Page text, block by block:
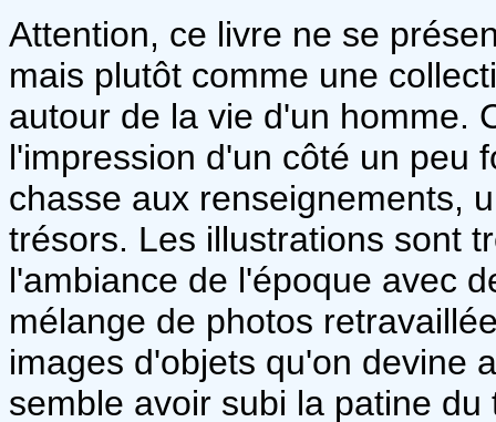
Attention, ce livre ne se
mais plutôt comme une
autour de la vie d'un homme.
l'impression d'un côté un peu
chasse aux renseignements,
trésors. Les illustrations sont
l'ambiance de l'époque avec
mélange de photos
images d'objets qu'on devine
semble avoir subi la patine